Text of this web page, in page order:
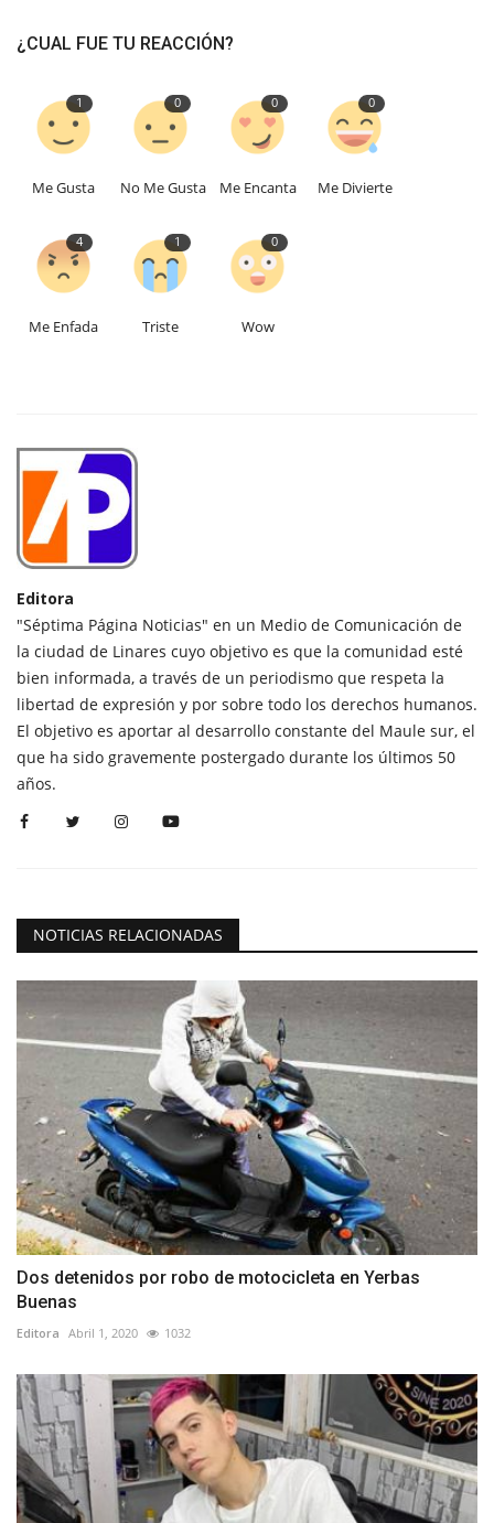
¿CUAL FUE TU REACCIÓN?
1
Me Gusta
0
No Me Gusta
0
Me Encanta
0
Me Divierte
4
Me Enfada
1
Triste
0
Wow
Editora
"Séptima Página Noticias" en un Medio de Comunicación de
la ciudad de Linares cuyo objetivo es que la comunidad esté
bien informada, a través de un periodismo que respeta la
libertad de expresión y por sobre todo los derechos humanos.
El objetivo es aportar al desarrollo constante del Maule sur, el
que ha sido gravemente postergado durante los últimos 50
años.
NOTICIAS RELACIONADAS
Dos detenidos por robo de motocicleta en Yerbas
Buenas
Editora Abril 1, 2020 1032